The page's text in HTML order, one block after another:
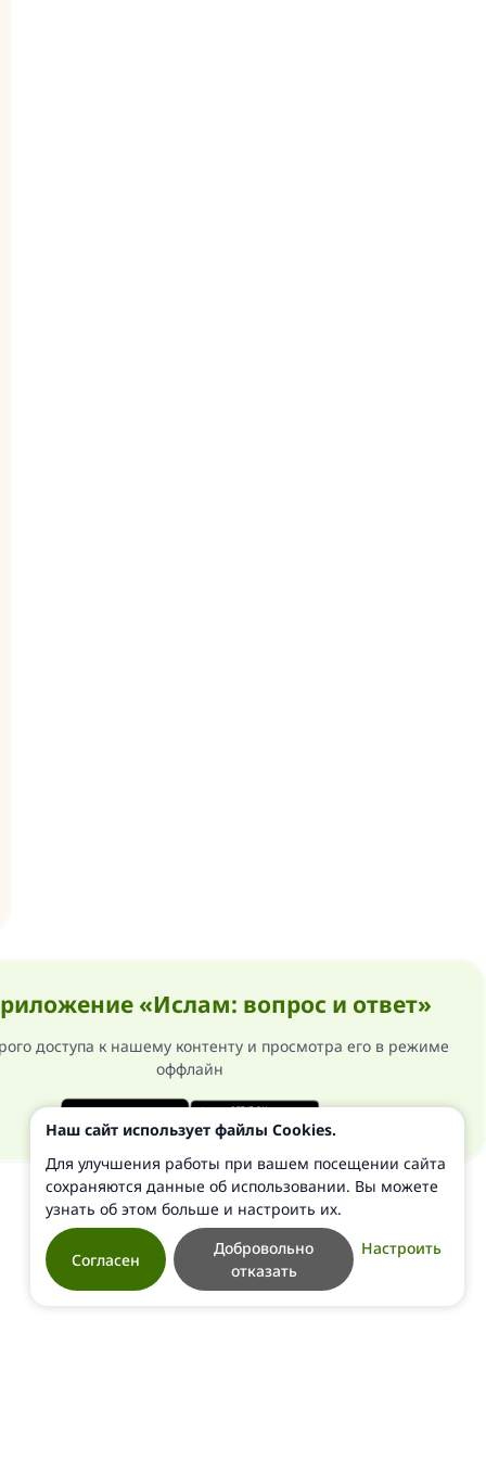
«Ислам: вопрос и ответ»
доступа к нашему контенту и просмотра его в режиме
оффлайн
Наш сайт использует файлы Cookies.
Для улучшения работы при вашем посещении сайта
сохраняются данные об использовании. Вы можете
узнать об этом больше и настроить их.
Настроить
Добровольно
отказать
Согласен